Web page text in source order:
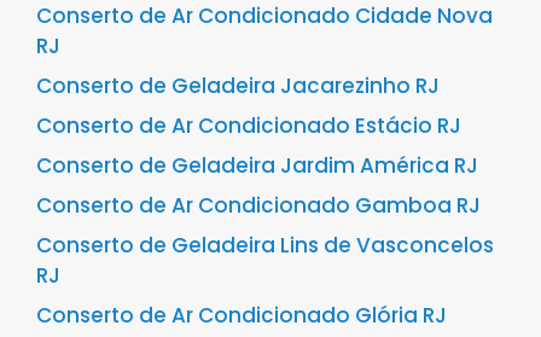
Conserto de Ar Condicionado Cidade Nova
RJ
Conserto de Geladeira Jacarezinho RJ
Conserto de Ar Condicionado Estácio RJ
Conserto de Geladeira Jardim América RJ
Conserto de Ar Condicionado Gamboa RJ
Conserto de Geladeira Lins de Vasconcelos
RJ
Conserto de Ar Condicionado Glória RJ